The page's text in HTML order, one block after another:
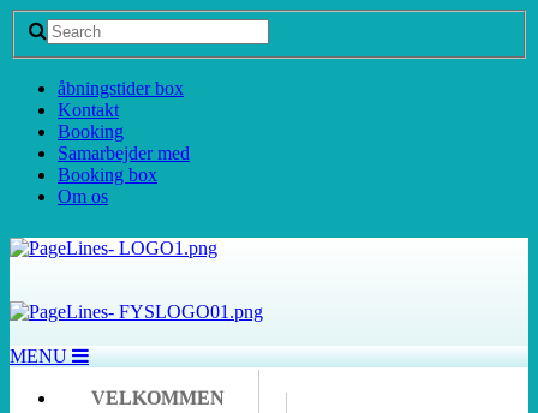
åbningstider box
Kontakt
Booking
Samarbejder med
Booking box
Om os
MENU
VELKOMMEN